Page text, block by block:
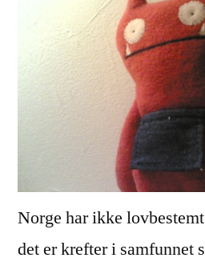
Norge har ikke lovbestemt
det er krefter i samfunnet